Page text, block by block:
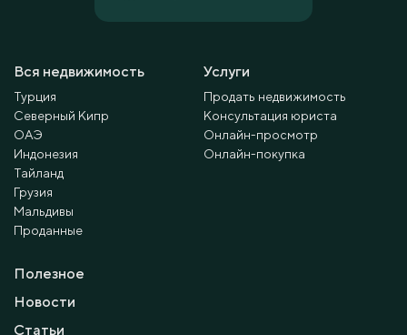
Вся недвижимость
Турция
Северный Кипр
ОАЭ
Индонезия
Тайланд
Грузия
Мальдивы
Проданные
Услуги
Продать недвижимость
Консультация юриста
Онлайн-просмотр
Онлайн-покупка
Полезное
Новости
Статьи